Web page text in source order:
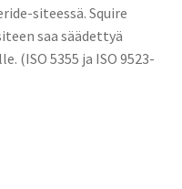
siteessä. Squire
saa säädettyä
(ISO 5355 ja ISO 9523-